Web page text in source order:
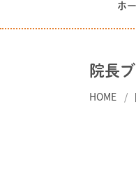
ホ
院長
HOME